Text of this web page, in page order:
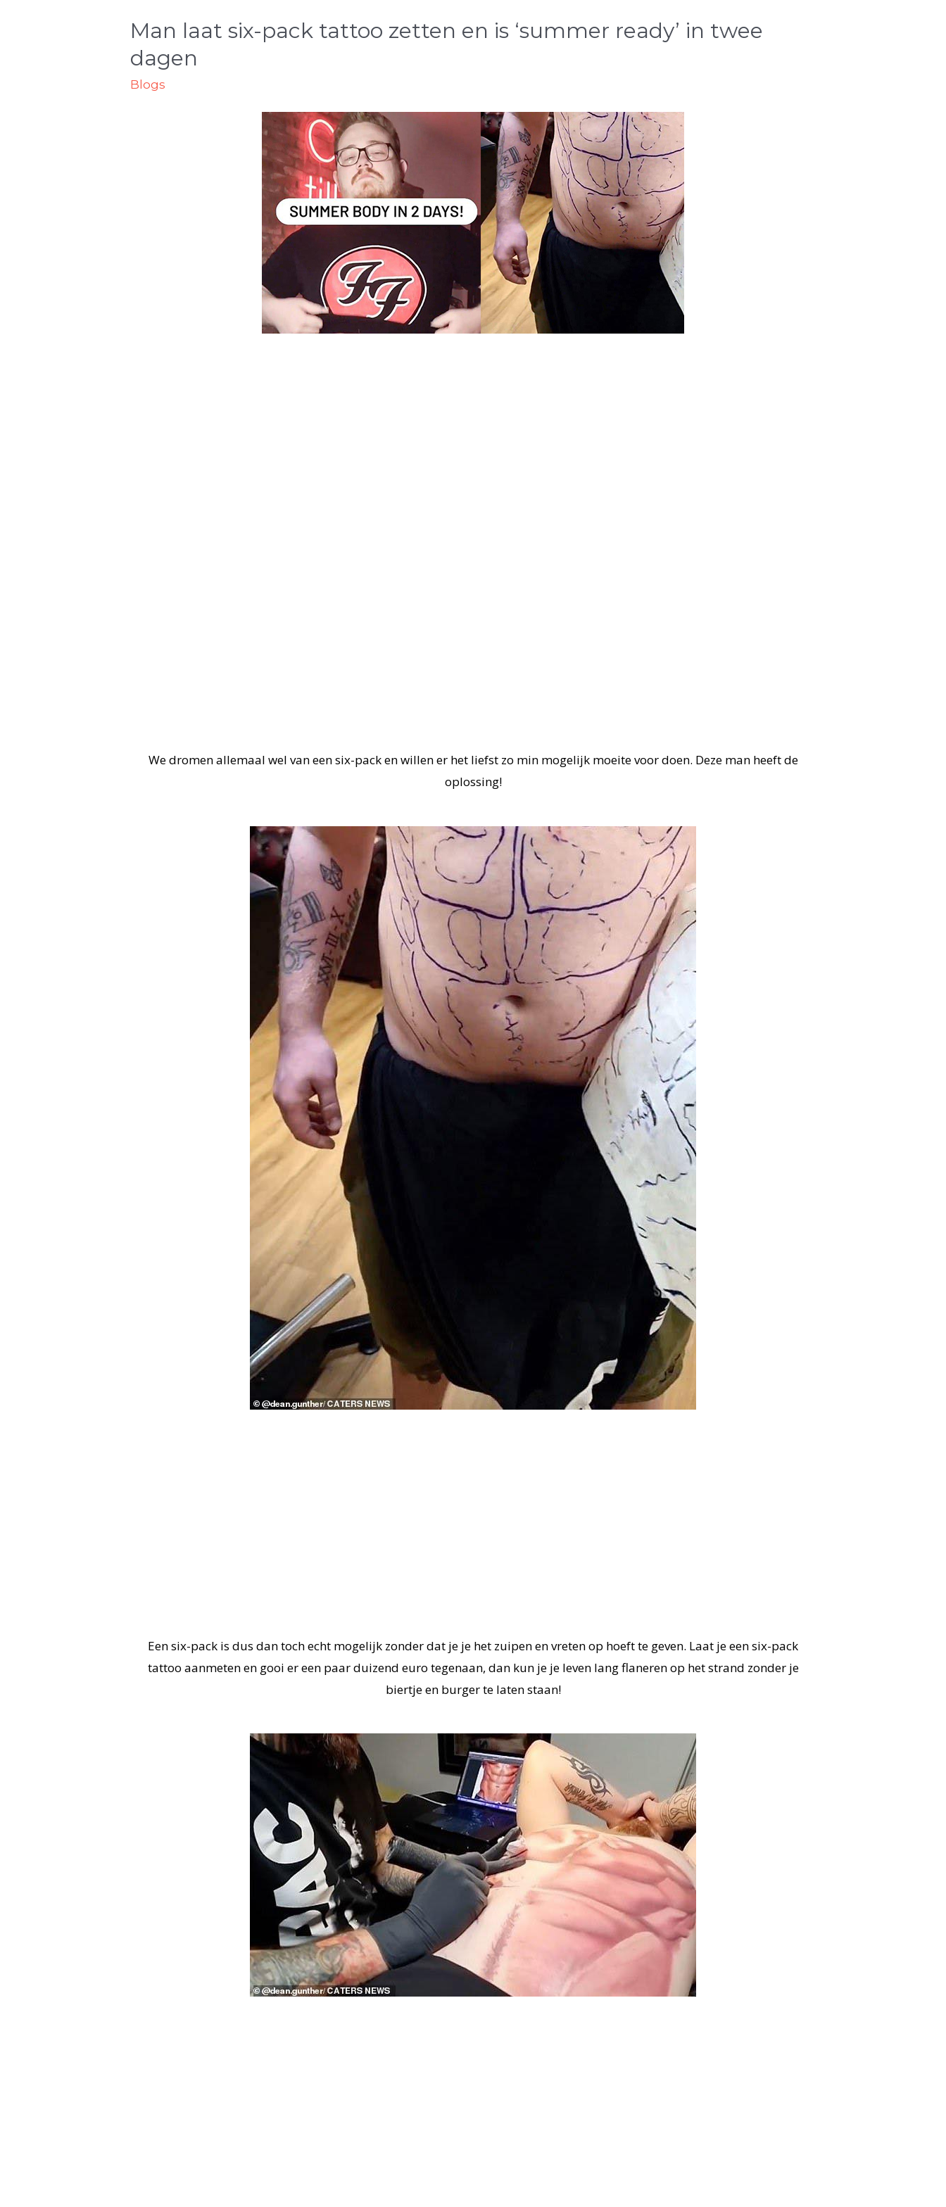
Man laat six-pack tattoo zetten en is ‘summer ready’ in twee
dagen
Blogs
We dromen allemaal wel van een six-pack en willen er het liefst zo min mogelijk moeite voor doen. Deze man heeft de
oplossing!
Een six-pack is dus dan toch echt mogelijk zonder dat je je het zuipen en vreten op hoeft te geven. Laat je een six-pack
tattoo aanmeten en gooi er een paar duizend euro tegenaan, dan kun je je leven lang flaneren op het strand zonder je
biertje en burger te laten staan!